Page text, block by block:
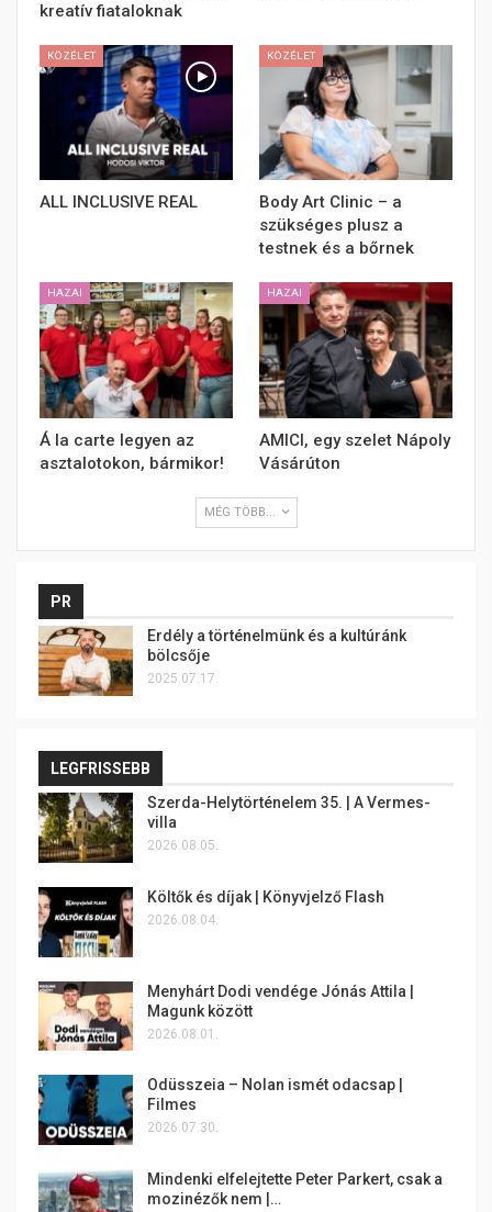
kreatív fiataloknak
KÖZÉLET
ALL INCLUSIVE REAL
KÖZÉLET
Body Art Clinic – a
szükséges plusz a
testnek és a bőrnek
HAZAI
Á la carte legyen az
asztalotokon, bármikor!
HAZAI
AMICI, egy szelet Nápoly
Vásárúton
MÉG TÖBB...
PR
Erdély a történelmünk és a kultúránk
bölcsője
2025.07.17.
LEGFRISSEBB
Szerda-Helytörténelem 35. | A Vermes-
villa
2026.08.05.
Költők és díjak | Könyvjelző Flash
2026.08.04.
Menyhárt Dodi vendége Jónás Attila |
Magunk között
2026.08.01.
Odüsszeia – Nolan ismét odacsap |
Filmes
2026.07.30.
Mindenki elfelejtette Peter Parkert, csak a
mozinézők nem |…